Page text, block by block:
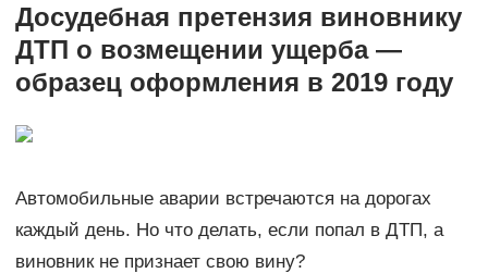
Досудебная претензия виновнику
ДТП о возмещении ущерба —
образец оформления в 2019 году
Автомобильные аварии встречаются на дорогах
каждый день. Но что делать, если попал в ДТП, а
виновник не признает свою вину?